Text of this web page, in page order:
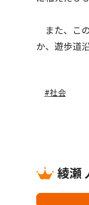
また、こ
か、遊歩道
#社会
綾瀬